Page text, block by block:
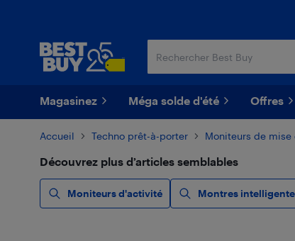
Magasinez Méga solde d'été Offres
Accueil Techno prêt-à-porter Moniteurs de
Découvrez plus d’articles semblables
Moniteurs d'activité Montres